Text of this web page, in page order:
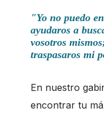
"Yo no puedo
ayudaros a
vosotros
traspasaros mi
En nuestro
encontrar tu